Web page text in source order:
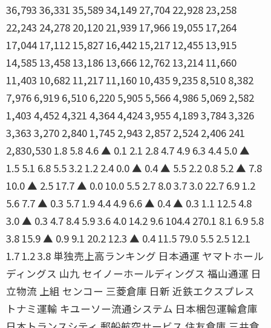
36,793 36,331 35,589 34,149 27,704 22,928 23,258
22,243 24,278 20,120 21,939 17,966 19,055 17,264
17,044 17,112 15,827 16,442 15,217 12,455 13,915
14,585 13,458 13,186 13,666 12,762 13,214 11,660
11,403 10,682 11,217 11,160 10,435 9,235 8,510 8,382
7,976 6,919 6,510 6,220 5,905 5,566 4,986 5,069 2,582
1,403 4,452 4,321 4,364 4,424 3,955 4,189 3,784 3,326
3,363 3,270 2,840 1,745 2,943 2,857 2,524 2,406 241
2,830,530 1.8 5.8 4.6 ▲ 0.1 2.1 2.8 4.7 4.9 6.3 4.4 5.0 ▲
1.5 5.1 6.8 5.5 3.2 1.2 2.4 0.0 ▲ 0.4 ▲ 5.5 2.2 0.8 5.2 ▲ 7.8
10.0 ▲ 2.5 17.7 ▲ 0.0 10.0 5.5 2.7 8.0 3.7 3.0 22.7 6.9 1.2
5.6 7.7 ▲ 0.3 5.7 1.9 4.4 4.9 6.6 ▲ 0.4 ▲ 0.3 1.1 12.5 4.8
3.0 ▲ 0.3 4.7 8.4 5.9 3.6 4.0 14.2 9.6 104.4 270.1 8.1 6.9 5.8
3.8 15.9 ▲ 0.9 9.1 20.2 12.3 ▲ 0.4 11.5 79.0 5.5 2.5 12.1
1.7 1.2 3.8 単独売上高ランキング 日本通運 ヤマトホール
ディングス 山九 セイノーホールディングス 福山通運 日
立物流 上組 センコー 三菱倉庫 日新 近鉄エクスプレス
トナミ運輸 キユーソー流通システム 日本梱包運輸倉庫